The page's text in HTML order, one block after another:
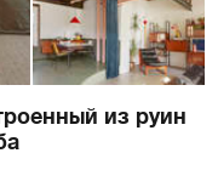
из руин